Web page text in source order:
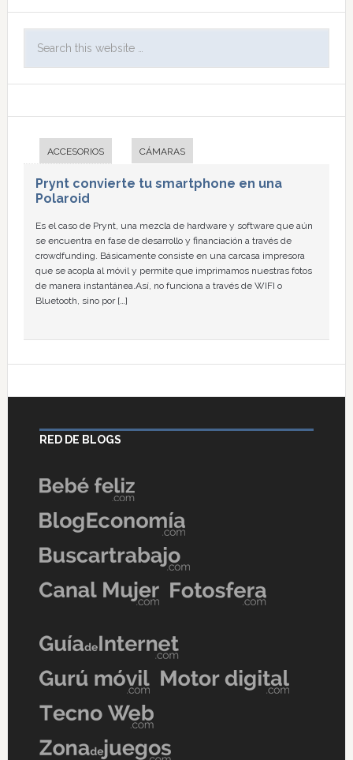
ACCESORIOS CÁMARAS
Prynt convierte tu smartphone en una
Polaroid
Es el caso de Prynt, una mezcla de hardware y software que aún
se encuentra en fase de desarrollo y financiación a través de
crowdfunding. Básicamente consiste en una carcasa impresora
que se acopla al móvil y permite que imprimamos nuestras fotos
de manera instantánea.Así, no funciona a través de WIFI o
Bluetooth, sino por […]
RED DE BLOGS